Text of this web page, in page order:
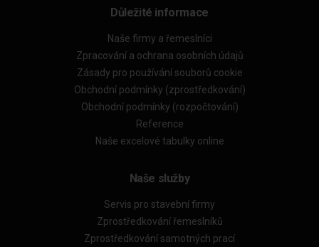
Důležité informace
Naše firmy a řemeslníci
Zpracování a ochrana osobních údajů
Zásady pro používání souborů cookie
Obchodní podmínky (zprostředkování)
Obchodní podmínky (rozpočtování)
Reference
Naše excelové tabulky online
Naše služby
Servis pro stavební firmy
Zprostředkování řemeslníků
Zprostředkování samotných prací